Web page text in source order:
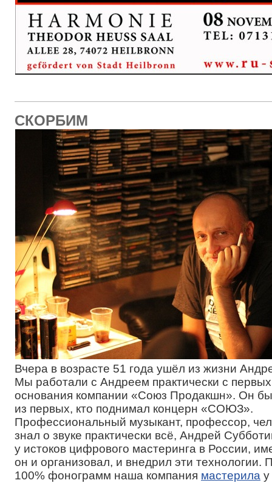
СКОРБИМ
Вчера в возрасте 51 года ушёл из жизни
Мы работали с Андреем практически с
основания компании «Союз Продакшн». Он
из первых, кто поднимал концерн «СОЮЗ».
Профессиональный музыкант, профессор,
знал о звуке практически всё, Андрей
у истоков цифрового мастеринга в России,
он и организовал, и внедрил эти технологии.
100% фонограмм наша компания мастерила